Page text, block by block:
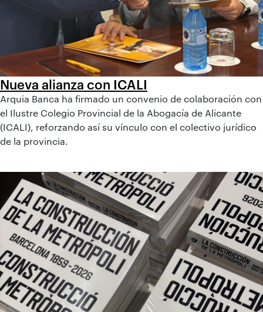
Nueva alianza con ICALI
Arquia Banca ha firmado un convenio de colaboración con
el Ilustre Colegio Provincial de la Abogacía de Alicante
(ICALI), reforzando así su vínculo con el colectivo jurídico
de la provincia.